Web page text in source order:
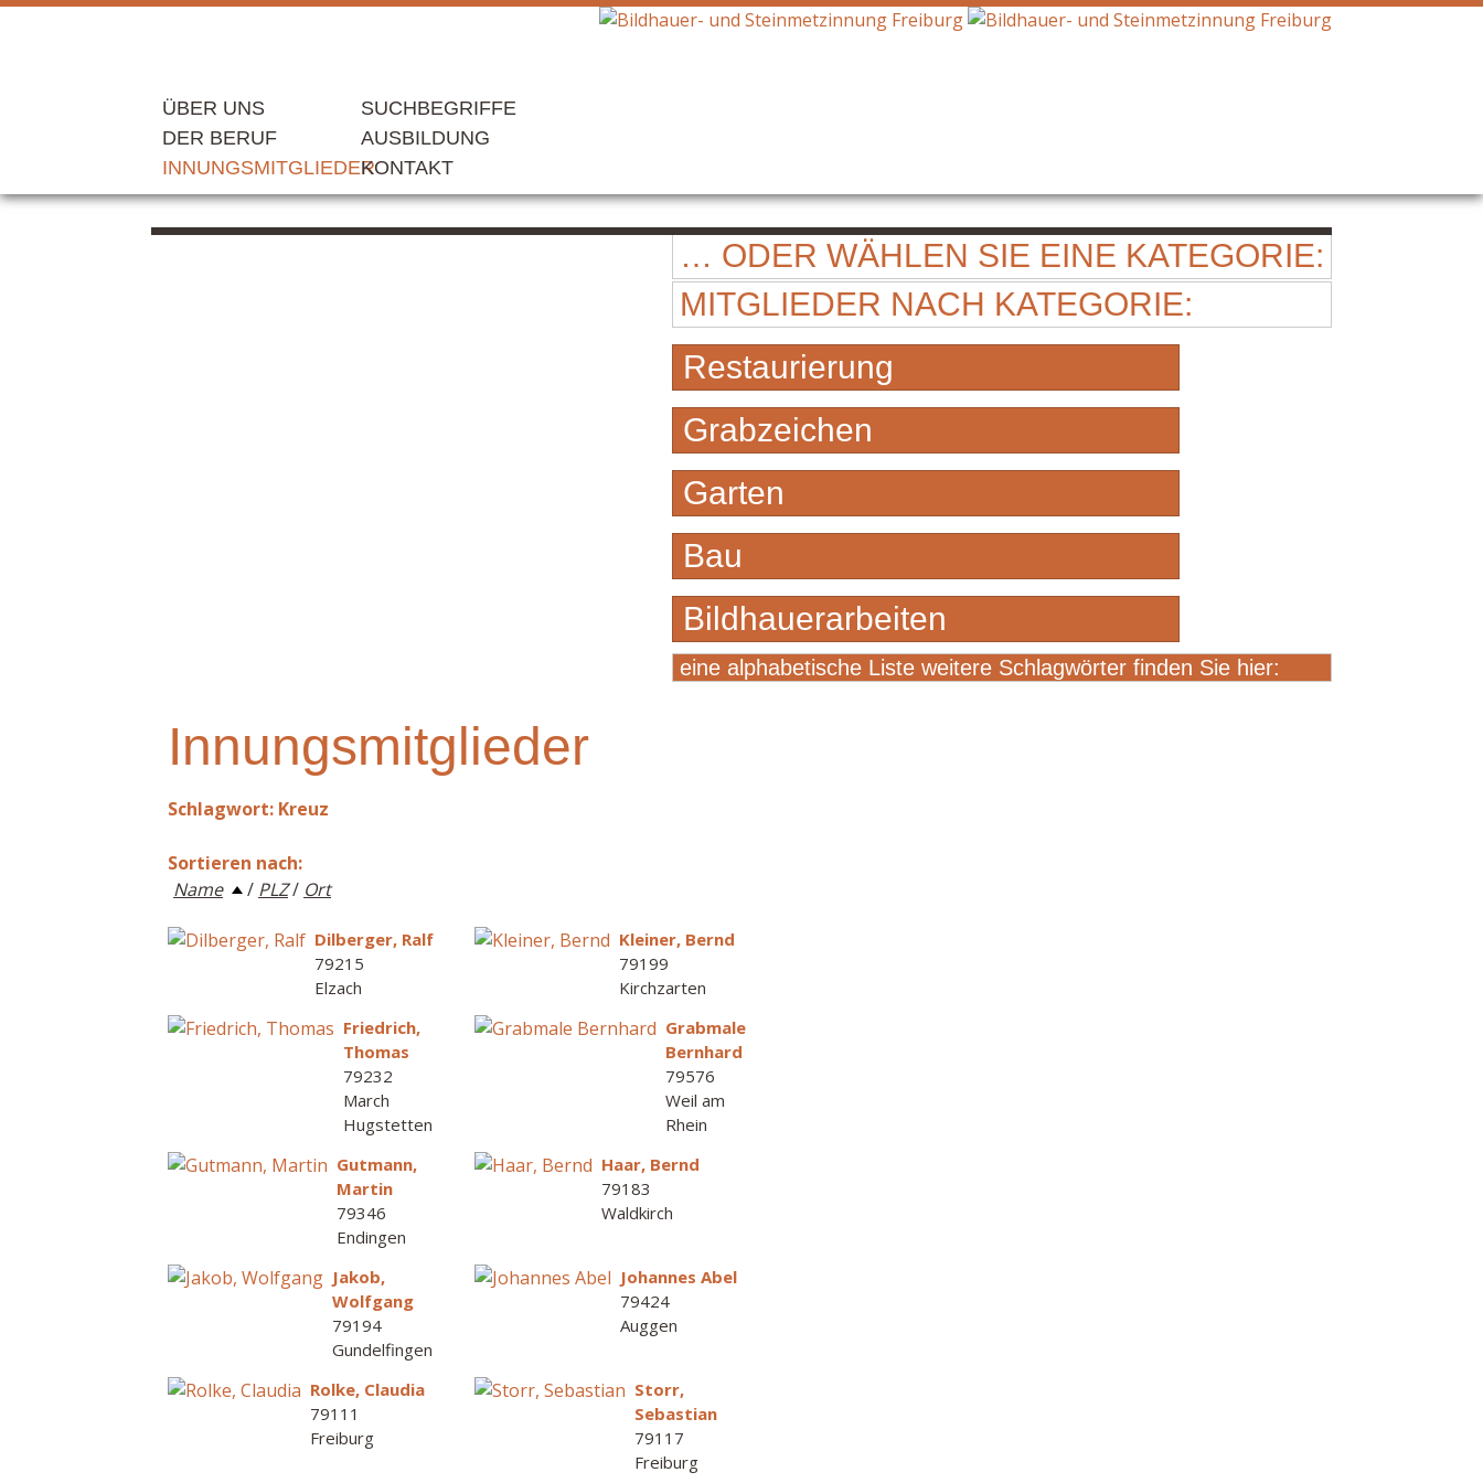
ÜBER UNS
DER BERUF
INNUNGSMITGLIEDER
SUCHBEGRIFFE
AUSBILDUNG
KONTAKT
… ODER WÄHLEN SIE EINE KATEGORIE:
MITGLIEDER NACH KATEGORIE:
Restaurierung
Grabzeichen
Garten
Bau
Bildhauerarbeiten
eine alphabetische Liste weitere Schlagwörter finden Sie hier:
Innungsmitglieder
Schlagwort: Kreuz
Sortieren nach:
Name
/ PLZ/ Ort
Dilberger, Ralf
79215
Elzach
Kleiner, Bernd
79199
Kirchzarten
Friedrich,
Thomas
79232
March
Hugstetten
Grabmale
Bernhard
79576
Weil am
Rhein
Gutmann,
Martin
79346
Endingen
Haar, Bernd
79183
Waldkirch
Jakob,
Wolfgang
79194
Gundelfingen
Johannes Abel
79424
Auggen
Rolke, Claudia
79111
Freiburg
Storr,
Sebastian
79117
Freiburg